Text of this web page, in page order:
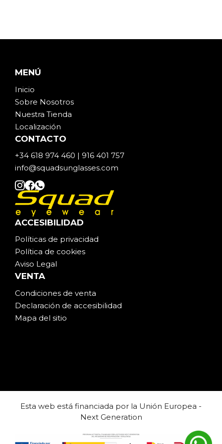
MENÚ
Inicio
Sobre Nosotros
Nuestra Tienda
Localización
CONTACTO
+34 618 974 460 | 916 401 757
info@squadsunglasses.com
ACCESIBILIDAD
Políticas de privacidad
Política de cookies
Aviso Legal
VENTA
Condiciones de venta
Declaración de accesibilidad
Mapa del sitio
Esta web está financiada por la Unión Europea -
Next Generation